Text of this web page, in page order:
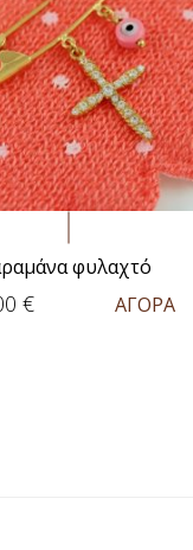
φυλαχτό
€ ΑΓΟΡΑ